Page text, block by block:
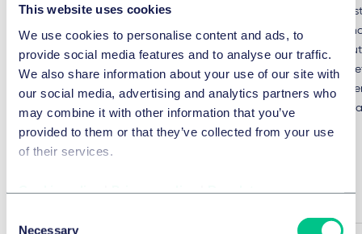
This website uses cookies
We use cookies to personalise content and ads, to
provide social media features and to analyse our traffic.
We also share information about your use of our site with
our social media, advertising and analytics partners who
may combine it with other information that you’ve
provided to them or that they’ve collected from your use
of their services.
Necessary
Wir haben Mitel, einen weltweit führenden
Anbieter von
Geschäftskommunikationslösungen, bei der
Übernahme von Unify, dem
Geschäftsbereich Unified Communications
and Collaboration (UCC) und
Communication and Collaboration Services
(CCS) der Atos-Gruppe, beraten.
Corcentric, a
procurement
automation
acquisition of
solutions
Enterprise